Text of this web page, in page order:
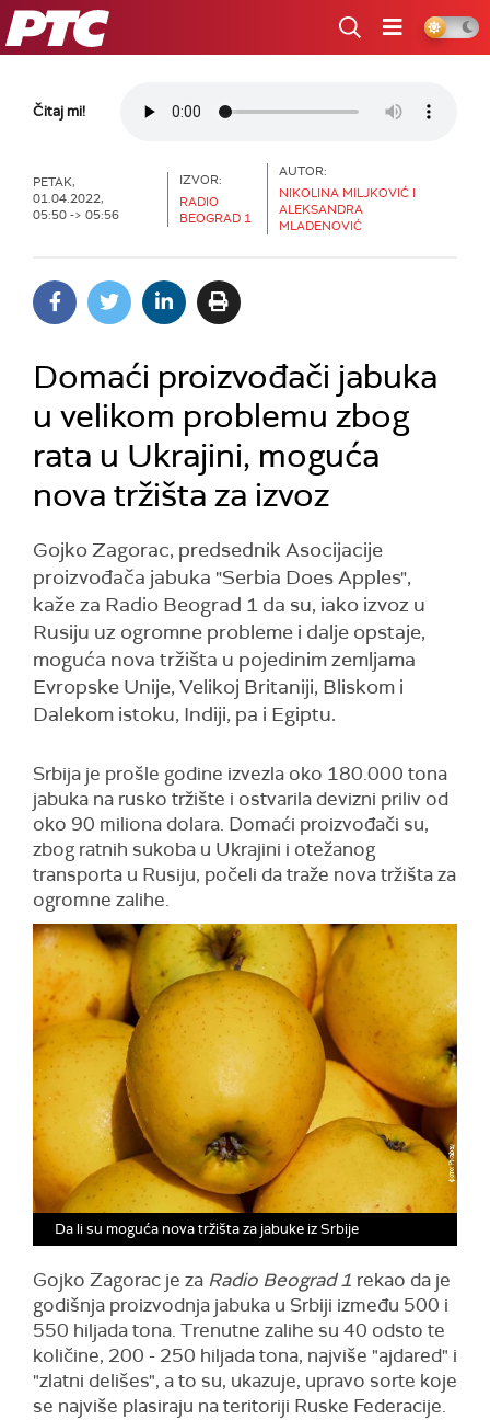
RTS
Čitaj mi!
PETAK,
01.04.2022,
05:50 -> 05:56
IZVOR:
RADIO
BEOGRAD 1
AUTOR:
NIKOLINA MILJKOVIĆ I
ALEKSANDRA
MLADENOVIĆ
Domaći proizvođači jabuka
u velikom problemu zbog
rata u Ukrajini, moguća
nova tržišta za izvoz
Gojko Zagorac, predsednik Asocijacije
proizvođača jabuka "Serbia Does Apples",
kaže za Radio Beograd 1 da su, iako izvoz u
Rusiju uz ogromne probleme i dalje opstaje,
moguća nova tržišta u pojedinim zemljama
Evropske Unije, Velikoj Britaniji, Bliskom i
Dalekom istoku, Indiji, pa i Egiptu.
Srbija je prošle godine izvezla oko 180.000 tona
jabuka na rusko tržište i ostvarila devizni priliv od
oko 90 miliona dolara. Domaći proizvođači su,
zbog ratnih sukoba u Ukrajini i otežanog
transporta u Rusiju, počeli da traže nova tržišta za
ogromne zalihe.
Da li su moguća nova tržišta za jabuke iz Srbije
Gojko Zagorac je za Radio Beograd 1 rekao da je
godišnja proizvodnja jabuka u Srbiji između 500 i
550 hiljada tona. Trenutne zalihe su 40 odsto te
količine, 200 - 250 hiljada tona, najviše "ajdared" i
"zlatni delišes", a to su, ukazuje, upravo sorte koje
se najviše plasiraju na teritoriji Ruske Federacije.